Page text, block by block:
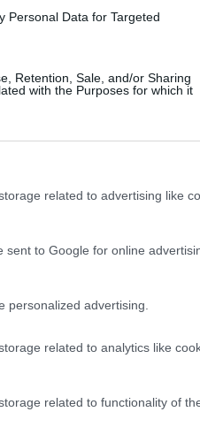
Personal Data for Targeted
Retention, Sale, and/or Sharing
with the Purposes for which it
related to advertising like
sent to Google for online
personalized advertising.
related to analytics like
related to functionality of
Nonostante ciò, i flussi
di pratiche
hanno cominciato a
sociali e di
performance di molti ETF
un generale
ha portato a una
al profitto, ma che si